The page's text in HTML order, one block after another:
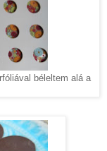
béleltem alá a